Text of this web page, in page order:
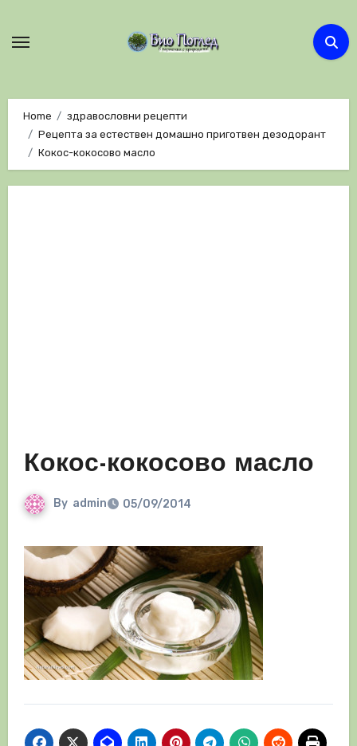
Home
здравословни рецепти
Рецепта за естествен домашно приготвен дезодорант
Кокос-кокосово масло
Кокос-кокосово масло
By admin 05/09/2014